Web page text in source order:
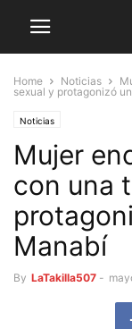
Home Noticias
sexual y protagonizó
Noticias
Mujer
con una
Manabí
By LaTakilla507 -